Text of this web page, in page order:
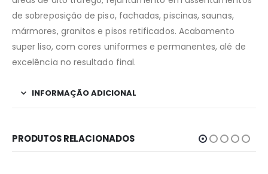
de sobreposição de piso, fachadas, piscinas, saunas,
mármores, granitos e pisos retificados. Acabamento
super liso, com cores uniformes e permanentes, alé de
excelência no resultado final.
INFORMAÇÃO ADICIONAL
PRODUTOS RELACIONADOS